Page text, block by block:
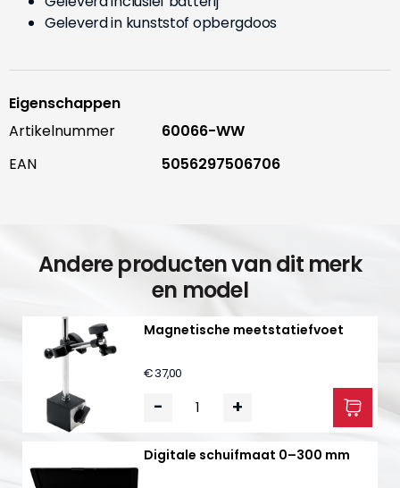
Geleverd in kunststof opbergdoos
Eigenschappen
Artikelnummer
60066-WW
EAN
5056297506706
Andere producten van dit merk
en model
Magnetische meetstatiefvoet
€ 37,00
- +
Digitale schuifmaat 0–300 mm